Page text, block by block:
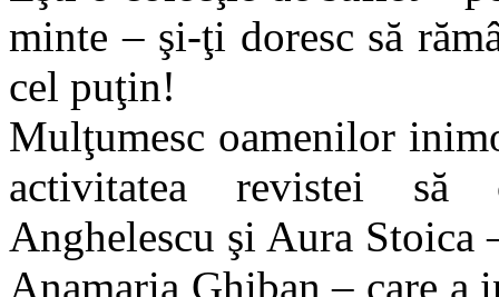
minte – şi-ţi doresc să
cel puţin!
Mulţumesc oamenilor
activitatea revistei să
Anghelescu şi Aura Stoica
Anamaria Ghiban – care